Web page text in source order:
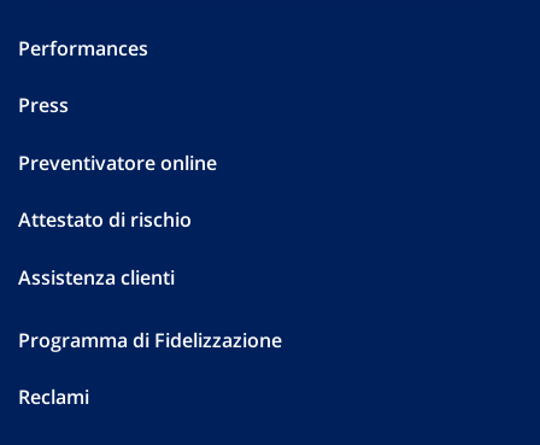
Performances
Press
Preventivatore online
Attestato di rischio
Assistenza clienti
Programma di Fidelizzazione
Reclami